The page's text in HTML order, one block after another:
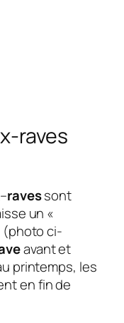
raves
–ravessont
un «
(photo ci-
avant et
printemps, les
en fin de